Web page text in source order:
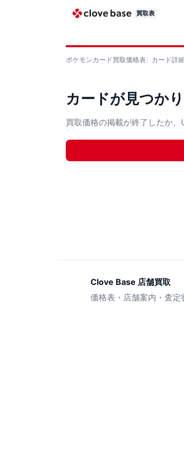
買取表
ポケモンカード買取価格表 カード詳細
カードが見つか
買取価格の掲載が終了したか、
Clove Base 店舗買取
価格表・店舗案内・査定